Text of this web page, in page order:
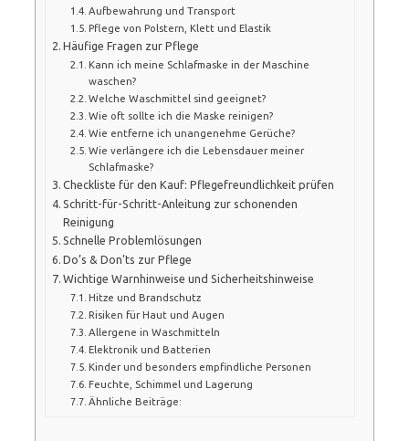
Aufbewahrung und Transport
Pflege von Polstern, Klett und Elastik
Häufige Fragen zur Pflege
Kann ich meine Schlafmaske in der Maschine
waschen?
Welche Waschmittel sind geeignet?
Wie oft sollte ich die Maske reinigen?
Wie entferne ich unangenehme Gerüche?
Wie verlängere ich die Lebensdauer meiner
Schlafmaske?
Checkliste für den Kauf: Pflegefreundlichkeit prüfen
Schritt-für-Schritt-Anleitung zur schonenden
Reinigung
Schnelle Problemlösungen
Do’s & Don’ts zur Pflege
Wichtige Warnhinweise und Sicherheitshinweise
Hitze und Brandschutz
Risiken für Haut und Augen
Allergene in Waschmitteln
Elektronik und Batterien
Kinder und besonders empfindliche Personen
Feuchte, Schimmel und Lagerung
Ähnliche Beiträge: